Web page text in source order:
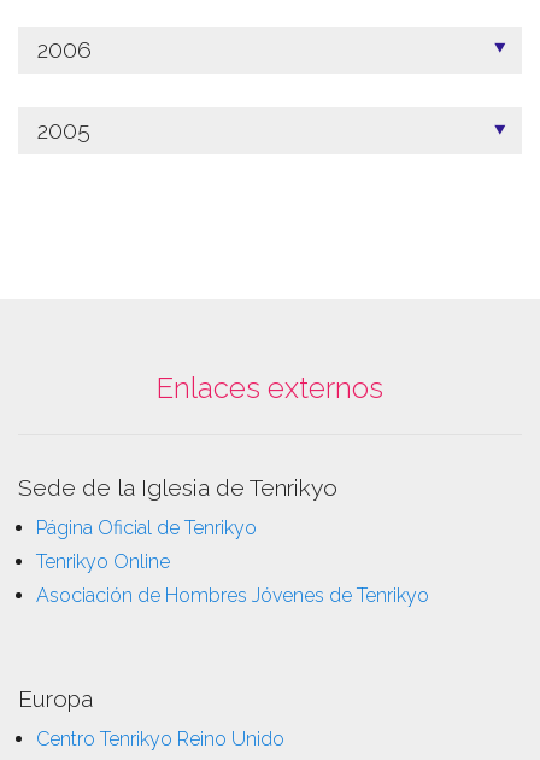
2006
2005
Enlaces externos
Sede de la Iglesia de Tenrikyo
Página Oficial de Tenrikyo
Tenrikyo Online
Asociación de Hombres Jóvenes de Tenrikyo
Europa
Centro Tenrikyo Reino Unido